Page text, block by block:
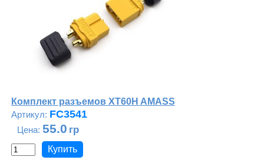
Комплект разъемов XT60H AMASS
FC3541
55.0